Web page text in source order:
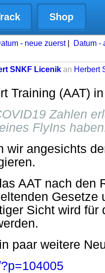
Shop
- neue zuerst| Datum -
SNKF Licenik an Herbert
Training (AAT)
Zahlen
FlyIns
wir angesichts
AAT nach den
Gesetze
Sicht wird für
paar weitere